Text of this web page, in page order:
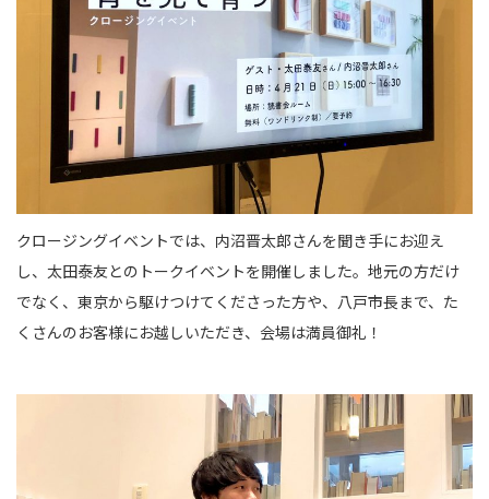
クロージングイベントでは、内沼晋太郎さんを聞き手にお迎え
し、太田泰友とのトークイベントを開催しました。地元の方だけ
でなく、東京から駆けつけてくださった方や、八戸市長まで、た
くさんのお客様にお越しいただき、会場は満員御礼！